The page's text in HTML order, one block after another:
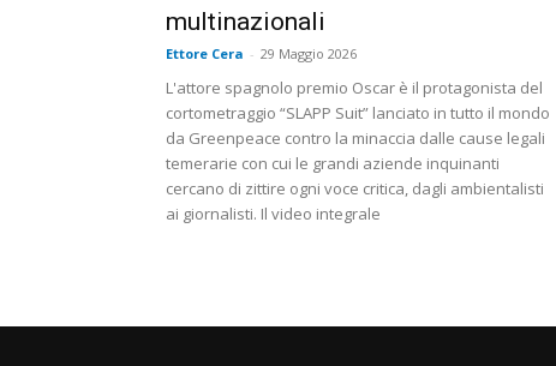
multinazionali
Ettore Cera - 29 Maggio 2026
L'attore spagnolo premio Oscar è il protagonista del
cortometraggio “SLAPP Suit” lanciato in tutto il mondo
da Greenpeace contro la minaccia dalle cause legali
temerarie con cui le grandi aziende inquinanti
cercano di zittire ogni voce critica, dagli ambientalisti
ai giornalisti. Il video integrale